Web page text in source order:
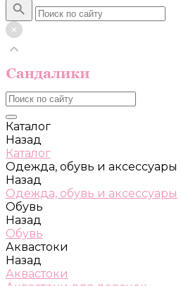
Каталог
Назад
Каталог
Одежда, обувь и аксессуары
Назад
Одежда, обувь и аксессуары
Обувь
Назад
Обувь
Аквастоки
Назад
Аквастоки